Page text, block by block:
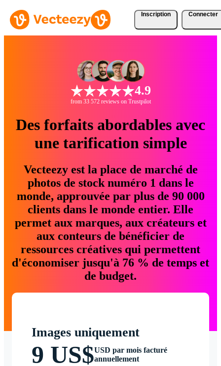
Inscription Connecter
4.9
from 33 572 reviews on Trustpilot
Des forfaits abordables avec
une tarification simple
Vecteezy est la place de marché de
photos de stock numéro 1 dans le
monde, approuvée par plus de 90 000
clients dans le monde entier. Elle
permet aux marques, aux créateurs et
aux conteurs de bénéficier de
ressources créatives qui permettent
d'économiser jusqu'à 76 % de temps et
de budget.
Images uniquement
9 US$USD par mois facturé
annuellement